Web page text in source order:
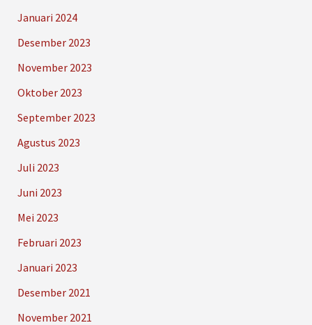
Januari 2024
Desember 2023
November 2023
Oktober 2023
September 2023
Agustus 2023
Juli 2023
Juni 2023
Mei 2023
Februari 2023
Januari 2023
Desember 2021
November 2021